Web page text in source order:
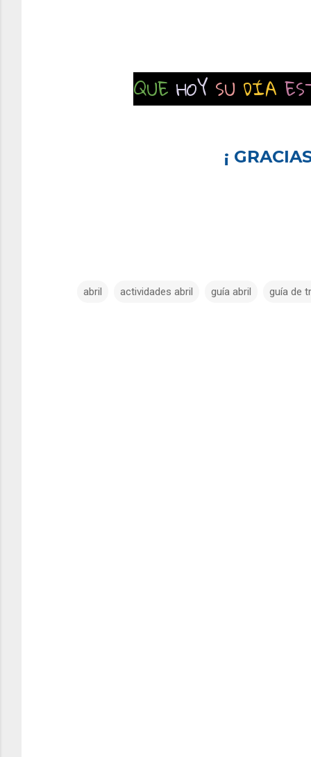
QUE HOY SU DÍA
¡
abril actividades abril guía abril guía de